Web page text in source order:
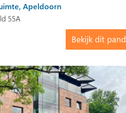
Apeldoorn
55A
Bekijk dit pand